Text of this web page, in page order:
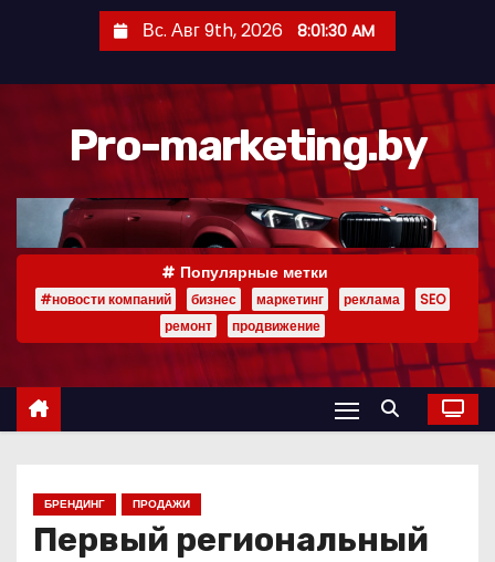
р
Вс. Авг 9th, 2026 8:01:32 AM
Pro-marketing.by
Популярные метки
#новости компаний бизнес маркетинг реклама
SEO
ремонт
продвижение
БРЕНДИНГ ПРОДАЖИ
Первый региональный